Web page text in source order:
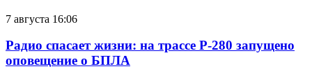
7 августа 16:06
Радио спасает жизни: на трассе Р-280 запущено
оповещение о БПЛА